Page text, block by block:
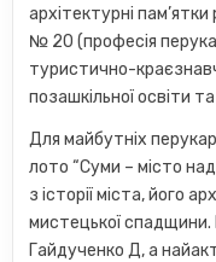
архітектурні
№ 20 (професія
туристично-
позашкільної освіти
Для майбутніх
лото “Суми – місто
з історії міста, його
мистецької
Гайдученко Д, а